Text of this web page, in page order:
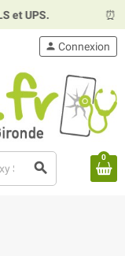
UPS. ⏰
search
person Connexion
0